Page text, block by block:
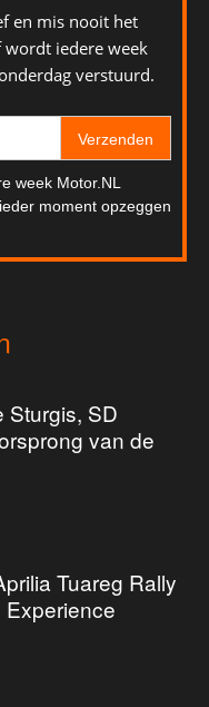
en mis nooit het
wordt iedere week
verstuurd.
Verzenden
week Motor.NL
moment opzeggen
Sturgis, SD
van de
Tuareg Rally